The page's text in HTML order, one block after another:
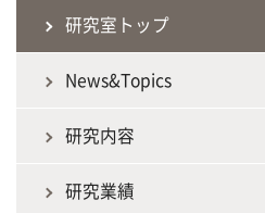
研究室トップ
News&Topics
研究内容
研究業績